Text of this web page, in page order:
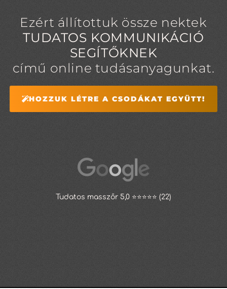
Ezért állítottuk össze nektek
TUDATOS KOMMUNIKÁCIÓ
SEGÍTŐKNEK
című online tudásanyagunkat.
HOZZUK LÉTRE A CSODÁKAT EGYÜTT!
Tudatos masszőr 5,0 ⭐⭐⭐⭐⭐ (22)